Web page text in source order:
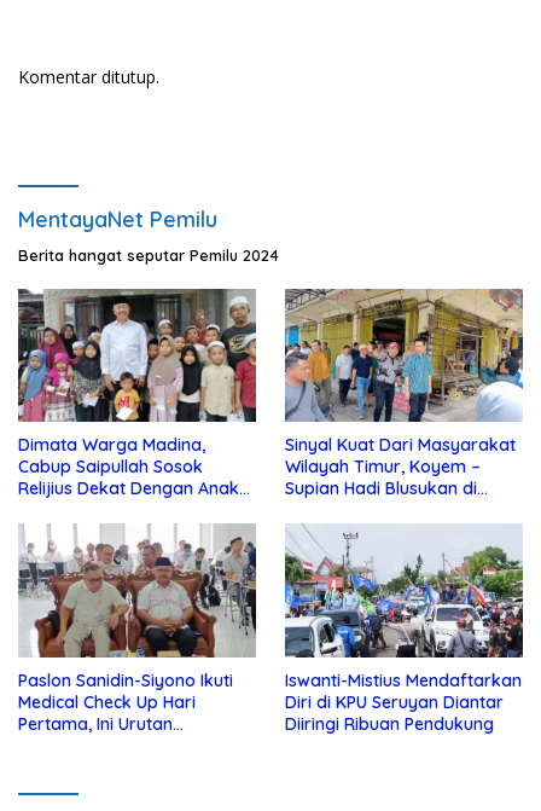
Komentar ditutup.
MentayaNet Pemilu
Berita hangat seputar Pemilu 2024
Dimata Warga Madina,
Cabup Saipullah Sosok
Relijius Dekat Dengan Anak
Sinyal Kuat Dari Masyarakat
Wilayah Timur, Koyem –
Supian Hadi Blusukan di
Paslon Sanidin-Siyono Ikuti
Medical Check Up Hari
Pertama, Ini Urutan
Iswanti-Mistius Mendaftarkan
Diri di KPU Seruyan Diantar
Diiringi Ribuan Pendukung